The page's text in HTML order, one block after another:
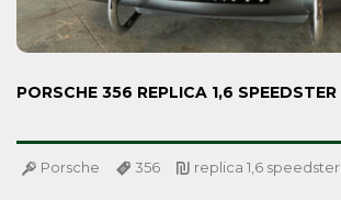
PORSCHE 356 REPLICA 1,6 SPEEDSTER
Porsche 356 replica 1,6 speedster